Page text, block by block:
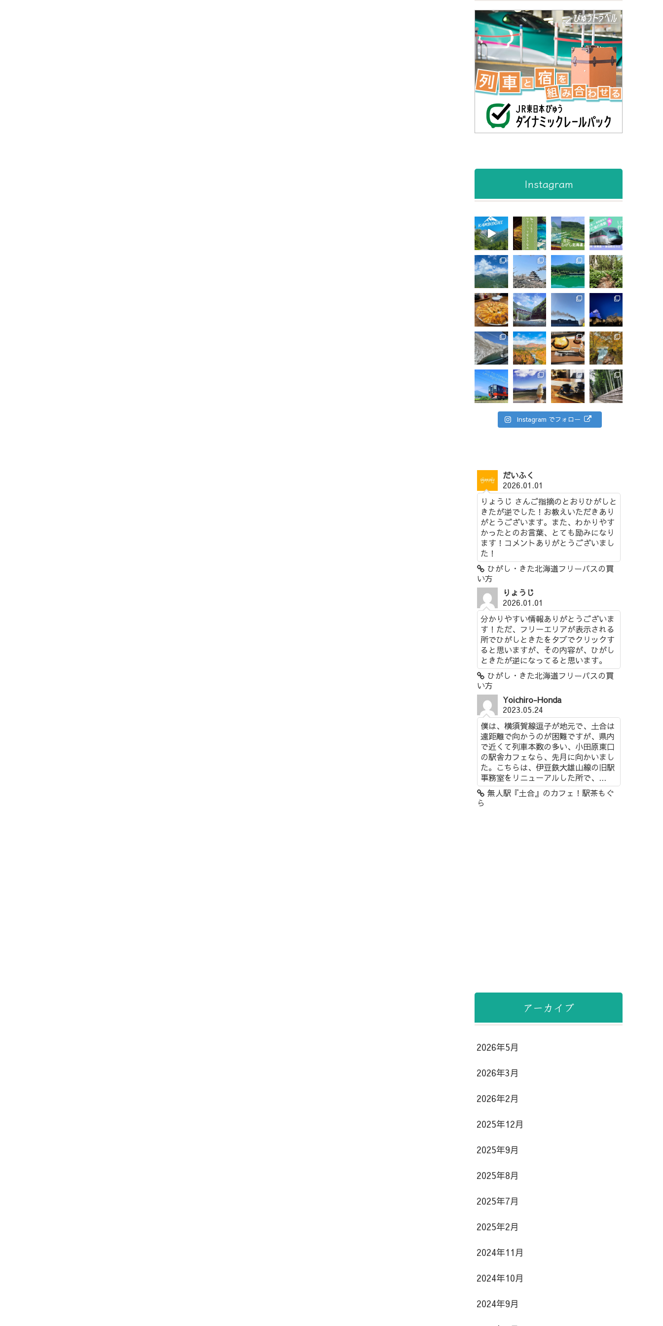
Instagram
Instagram でフォロー
だいふく
2026.01.01
りょうじ さんご指摘のとおりひがしと
きたが逆でした！お教えいただきあり
がとうございます。また、わかりやす
かったとのお言葉、とても励みになり
ます！コメントありがとうございまし
た！
ひがし・きた北海道フリーパスの買
い方
りょうじ
2026.01.01
分かりやすい情報ありがとうございま
す！ただ、フリーエリアが表示される
所でひがしときたをタブでクリックす
ると思いますが、その内容が、ひがし
ときたが逆になってると思います。
ひがし・きた北海道フリーパスの買
い方
Yoichiro-Honda
2023.05.24
僕は、横須賀線逗子が地元で、土合は
遠距離で向かうのが困難ですが、県内
で近くて列車本数の多い、小田原東口
の駅舎カフェなら、先月に向かいまし
た。こちらは、伊豆鉄大雄山線の旧駅
事務室をリニューアルした所で、...
無人駅『土合』のカフェ！駅茶もぐ
ら
アーカイブ
2026年5月
2026年3月
2026年2月
2025年12月
2025年9月
2025年8月
2025年7月
2025年2月
2024年11月
2024年10月
2024年9月